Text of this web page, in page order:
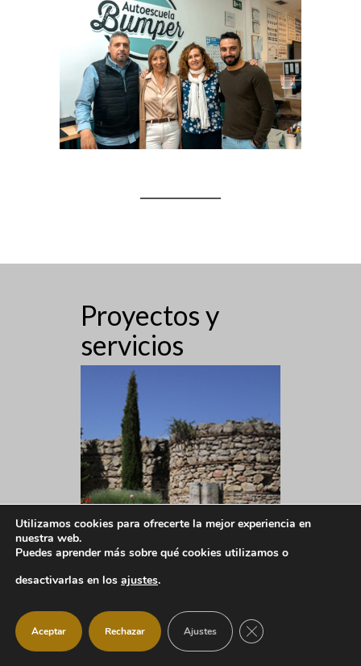
Proyectos y
servicios
Utilizamos cookies para ofrecerte la mejor experiencia en
nuestra web.
Puedes aprender más sobre qué cookies utilizamos o
desactivarlas en los ajustes.
Aceptar Rechazar Ajustes CERRAR EL